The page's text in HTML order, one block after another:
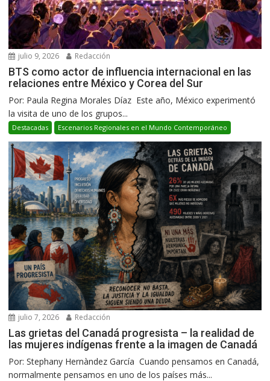
julio 9, 2026 Redacción
BTS como actor de influencia internacional en las
relaciones entre México y Corea del Sur
Por: Paula Regina Morales Díaz Este año, México experimentó
la visita de uno de los grupos...
Destacadas Escenarios Regionales en el Mundo Contemporáneo
julio 7, 2026 Redacción
Las grietas del Canadá progresista – la realidad de
las mujeres indígenas frente a la imagen de Canadá
Por: Stephany Hernàndez García Cuando pensamos en Canadá,
normalmente pensamos en uno de los países más...